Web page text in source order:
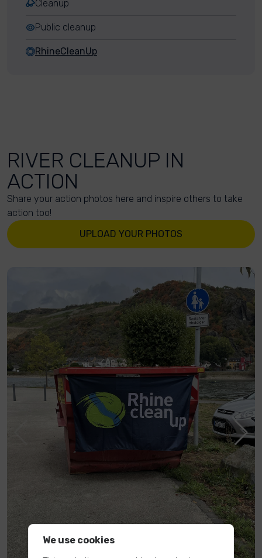
Cleanup
Public cleanup
RhineCleanUp
RIVER CLEANUP IN
ACTION
Share your action photos here and inspire others to take
action too!
UPLOAD YOUR PHOTOS
We use cookies